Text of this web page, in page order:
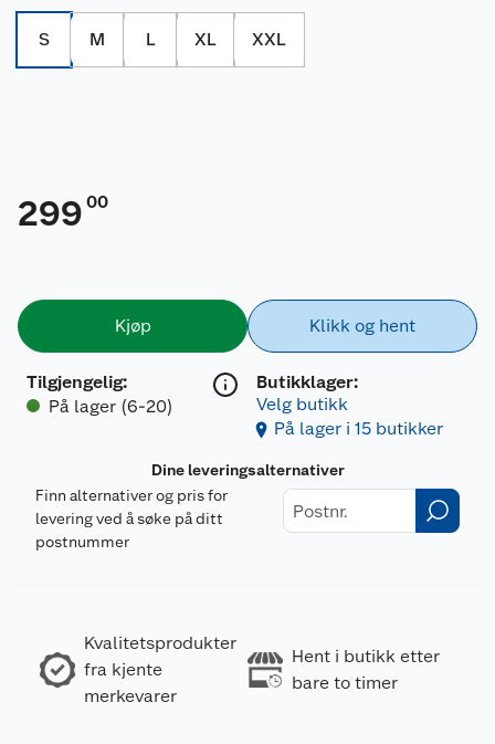
S M L XL XXL
299 00
Kjøp
Tilgjengelig:
På lager (6-20)
Klikk og hent
Butikklager:
Velg butikk
På lager i 15 butikker
Dine leveringsalternativer
Finn alternativer og pris for
levering ved å søke på ditt
postnummer
Kvalitetsprodukter
fra kjente
merkevarer
Hent i butikk etter
bare to timer